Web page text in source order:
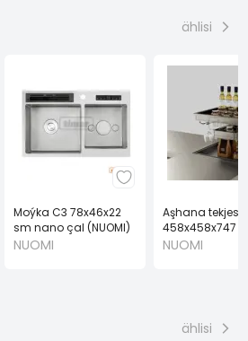
ählisi
Moýka C3 78x46x22
sm nano çal (NUOMI)
NUOMI
Aşhana tekjesi
458x458x747
(NUOMI)
NUOMI
ählisi